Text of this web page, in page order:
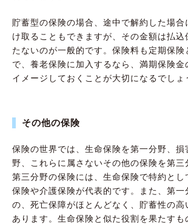
貯蓄型の保険の場合、途中で解約した場合
け取ることもできますが、その金額は払込
たないのが一般的です。保険料も定期保険
で、養老保険に加入するなら、満期保険金
イメージしておくことが大切になるでしょ
その他の保険
保険の世界では、生命保険を第一分野、損
野、これらに属さないその他の保険を第三
第三分野の保険には、生命保険で特約とし
保険や介護保険が代表的です。また、第一
の、死亡保障がほとんどなく、貯蓄性の高
あります。生命保険と似た役割を果たすも